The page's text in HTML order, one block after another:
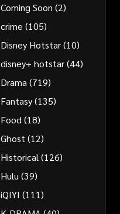
Coming Soon (2)
crime (105)
Disney Hotstar(10)
disney+ hotstar(44)
Drama (719)
Fantasy(135)
Food (18)
Ghost (12)
Historical (126)
Hulu (39)
iQIYI (111)